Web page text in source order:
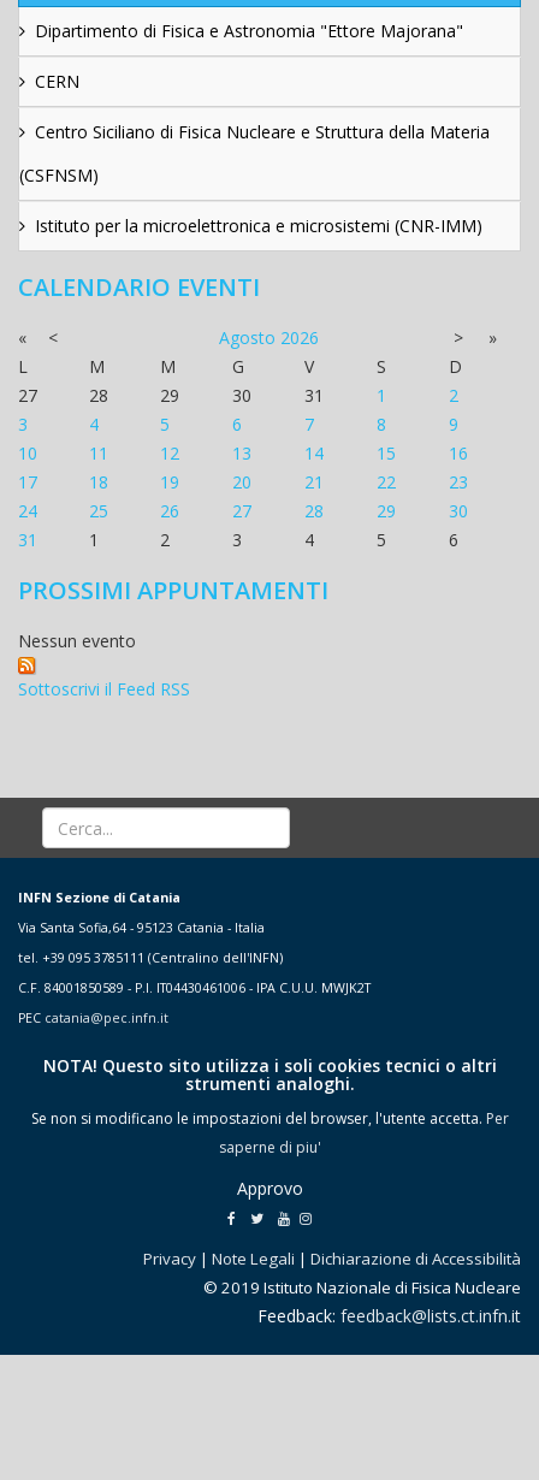
Dipartimento di Fisica e Astronomia "Ettore Majorana"
CERN
Centro Siciliano di Fisica Nucleare e Struttura della Materia
(CSFNSM)
Istituto per la microelettronica e microsistemi (CNR-IMM)
CALENDARIO EVENTI
« < Agosto 2026 >
»
L
M M G V S
D
27
28 29 30 31 1
2
3
4 5 6 7 8
9
10
11 12 13 14 15
16
17
18 19 20 21 22
23
24
25 26 27 28 29
30
31
1 2 3 4 5 6
PROSSIMI APPUNTAMENTI
Nessun evento
Sottoscrivi il Feed RSS
INFN Sezione di Catania
Via Santa Sofia,64 - 95123 Catania - Italia
tel. +39 095 3785111 (Centralino dell'INFN)
C.F. 84001850589 - P.I. IT04430461006 - IPA C.U.U. MWJK2T
PEC catania@pec.infn.it
NOTA! Questo sito utilizza i soli cookies tecnici o altri
strumenti analoghi.
Se non si modificano le impostazioni del browser, l'utente accetta. Per
saperne di piu'
Approvo
Privacy | Note Legali | Dichiarazione di Accessibilità
© 2019 Istituto Nazionale di Fisica Nucleare
Feedback: feedback@lists.ct.infn.it